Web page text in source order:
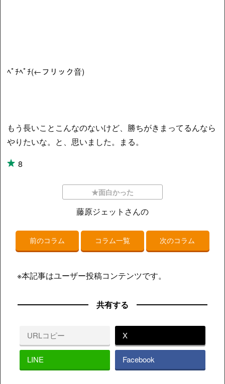
ﾍﾟﾁﾍﾟﾁ(←フリック音)
もう長いことこんなのないけど、勝ちがきまってるんなら
やりたいな。と、思いました。まる。
8
★面白かった
藤原ジェットさんの
前のコラム コラム一覧 次のコラム
※本記事はユーザー投稿コンテンツです。
共有する
URLコピー X
LINE Facebook